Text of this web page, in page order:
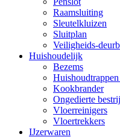
Raamsluiting
Sleutelkluizen
Sluitplan
Veiligheids-
Huishoudelijk
Bezems
Kookbrander
Ongedierte
Vloerreinigers
Vloertrekkers
IJzerwaren